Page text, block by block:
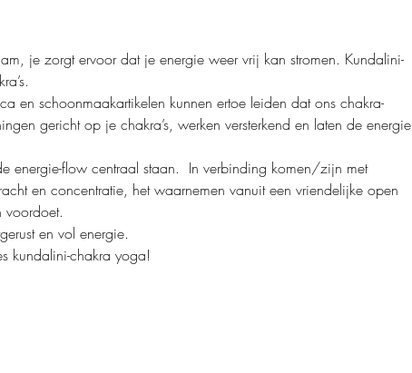
je zorgt ervoor dat je energie weer vrij kan stromen. Kundalini-
en schoonmaakartikelen kunnen ertoe leiden dat ons chakra-
gericht op je chakra’s, werken versterkend en laten de energie
energie-flow centraal staan.  In verbinding komen/zijn met
en concentratie, het waarnemen vanuit een vriendelijke open
voordoet.
en vol energie.
kundalini-chakra yoga!